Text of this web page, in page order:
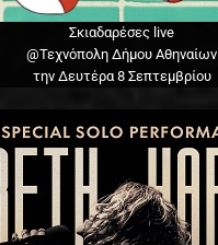
Σκιαδαρέσες live
@Τεχνόπολη Δήμου Αθηναίων
την Δευτέρα 8 Σεπτεμβρίου